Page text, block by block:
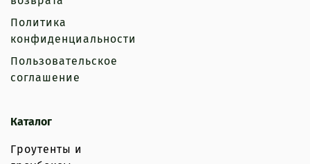
Политика
конфиденциальности
Пользовательское
соглашение
Каталог
Гроутенты и